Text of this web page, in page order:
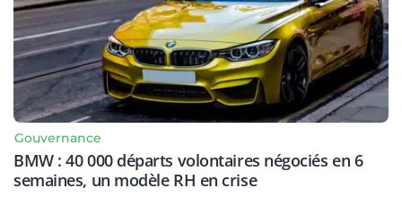
Gouvernance
BMW : 40 000 départs volontaires négociés en 6
semaines, un modèle RH en crise